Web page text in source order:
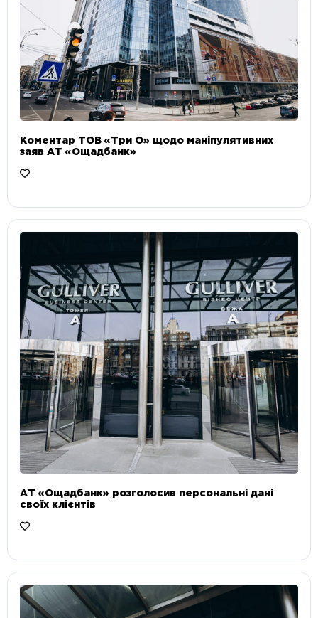
Коментар ТОВ «Три О» щодо маніпулятивних
заяв АТ «Ощадбанк»
АТ «Ощадбанк» розголосив персональні дані
своїх клієнтів